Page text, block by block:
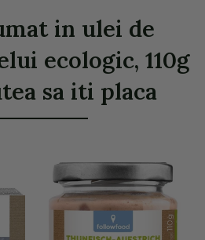
in ulei de
ecologic, 110g
sa iti placa